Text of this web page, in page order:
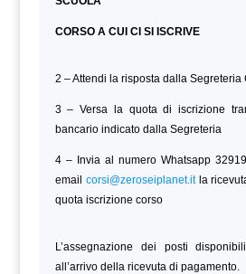
CORSO A CUI CI SI ISCRIVE
2 – Attendi la risposta dalla Segreteria
3 – Versa la quota di iscrizione
bancario indicato dalla Segreteria
4 – Invia al numero Whatsapp
email corsi@zeroseiplanet.itla
quota iscrizione corso
L’assegnazione dei posti
all’arrivo della ricevuta di pagamento.